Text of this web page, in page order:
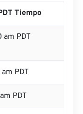
Tiempo
am PDT
PDT
PDT